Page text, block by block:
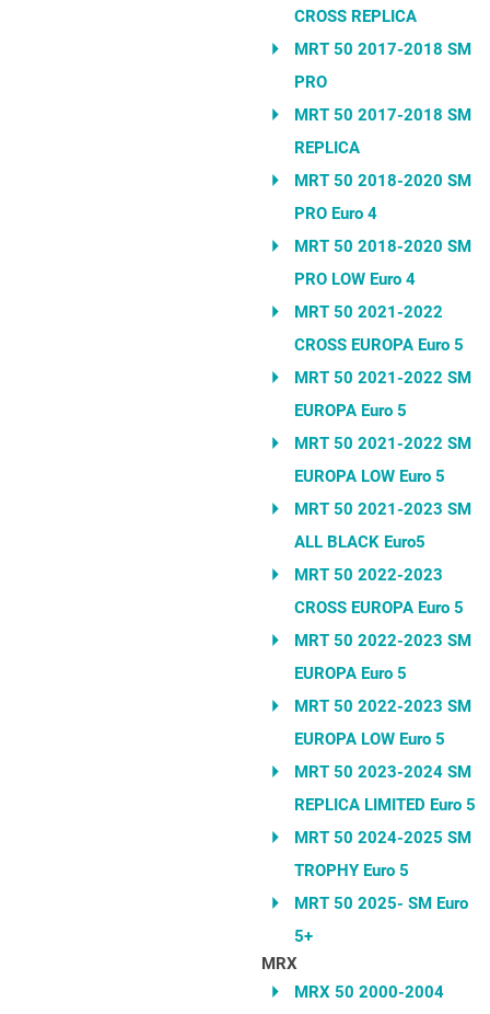
CROSS REPLICA
MRT 50 2017-2018 SM
PRO
MRT 50 2017-2018 SM
REPLICA
MRT 50 2018-2020 SM
PRO Euro 4
MRT 50 2018-2020 SM
PRO LOW Euro 4
MRT 50 2021-2022
CROSS EUROPA Euro 5
MRT 50 2021-2022 SM
EUROPA Euro 5
MRT 50 2021-2022 SM
EUROPA LOW Euro 5
MRT 50 2021-2023 SM
ALL BLACK Euro5
MRT 50 2022-2023
CROSS EUROPA Euro 5
MRT 50 2022-2023 SM
EUROPA Euro 5
MRT 50 2022-2023 SM
EUROPA LOW Euro 5
MRT 50 2023-2024 SM
REPLICA LIMITED Euro 5
MRT 50 2024-2025 SM
TROPHY Euro 5
MRT 50 2025- SM Euro
5+
MRX
MRX 50 2000-2004